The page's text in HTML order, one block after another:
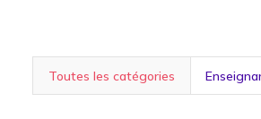
Toutes les catégories